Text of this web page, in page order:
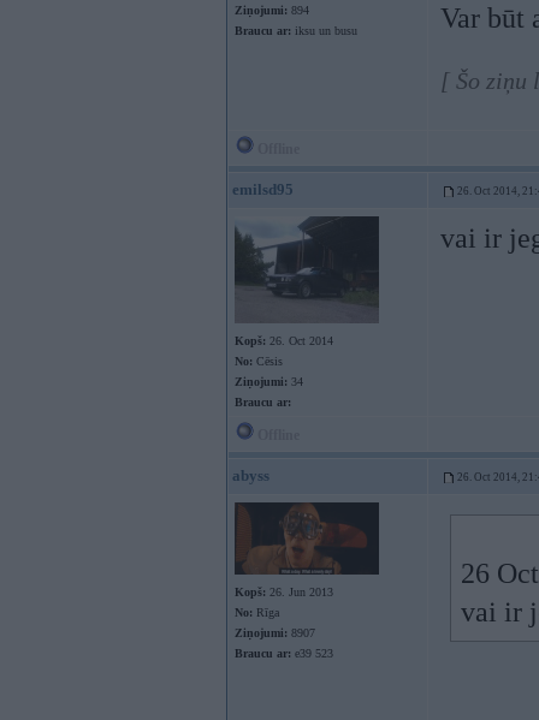
Ziņojumi: 894
Braucu ar: iksu un busu
Var būt
[ Šo ziņu
emilsd95 26. Oct 2014,
Kopš: 26. Oct 2014
No: Cēsis
Ziņojumi: 34
Braucu ar:
vai ir
abyss 26. Oct 2014,
Kopš: 26. Jun 2013
No: Rīga
Ziņojumi: 8907
Braucu ar: e39 523
26
vai ir